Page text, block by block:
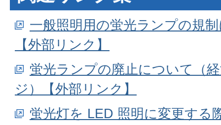
一般照明用の蛍光ランプの規
【外部リンク】
蛍光ランプの廃止について（
ジ）【外部リンク】
蛍光灯を LED 照明に変更する